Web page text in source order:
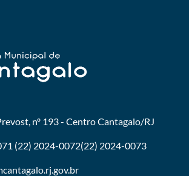
nº 193 - CentroCantagalo/RJ
(22) 2024-0072(22) 2024-0073